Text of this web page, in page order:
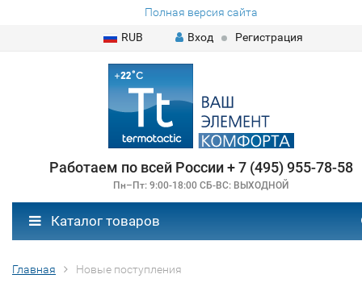
Полная версия сайта
RUB
Вход Регистрация
Работаем по всей России + 7 (495) 955-78-58
Пн–Пт: 9:00-18:00 СБ-ВС: ВЫХОДНОЙ
Каталог товаров
Главная Новые поступления